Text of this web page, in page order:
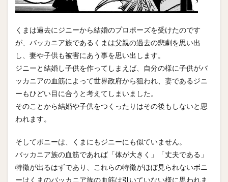
くまは過去にジニーから結婚のプロポーズを受けたのです
が、バッカニア族であるくまは父親の過去の悲劇を思い出
し、妻や子供も被害にあう事を思い出します。
ジニーと結婚し子供を作ってしまえば、自分の様に子供がバ
ッカニアの血筋によって世界政府から狙われ、妻であるジニ
ーもひどい目に合うと考えてしまいました。
そのことから結婚や子供をつくったりはその後もしないと思
われます。
そしてボニーは、くまにもジニーにも似ていません。
バッカニア族の血筋であれば「体が大きく」「丈夫である」
特徴が出るはずであり、これらの特徴がほぼ見られないボニ
ーはくまのバッカニア族の血筋は引いていない様に思われま